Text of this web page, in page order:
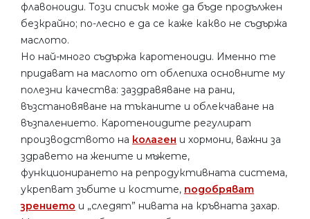
флавоноиди. Този списък може да бъде продължен
безкрайно; по-лесно е да се каже какво не съдържа
маслото.
Но най-много съдържа каротеноиди. Именно те
придават на маслото от облепиха основните му
полезни качества: заздравяване на рани,
възстановяване на тъканите и облекчаване на
възпалението. Каротеноидите регулират
производството на колаген и хормони, важни за
здравето на жените и мъжете,
функционирането на репродуктивната система,
укрепват зъбите и костите, подобряват
зрението и „следят” нивата на кръвната захар.